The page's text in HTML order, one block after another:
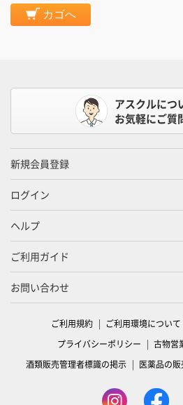
カゴへ
アスクルにつ
お気軽にご質
新規会員登録
ログイン
ヘルプ
ご利用ガイド
お問い合わせ
ご利用規約 ご利用環境について
プライバシーポリシー
古物営
酒類販売管理者標識の掲示
医薬品の